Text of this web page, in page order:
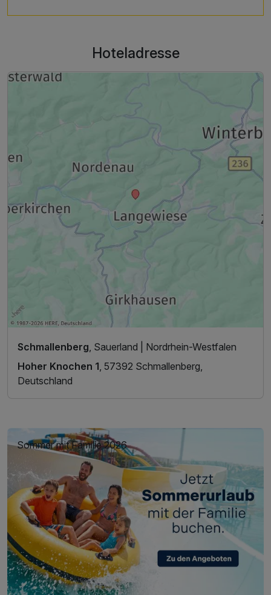
Hoteladresse
Schmallenberg, Sauerland | Nordrhein-Westfalen
Hoher Knochen 1, 57392 Schmallenberg,
Deutschland
Sommer mit Familie 2026